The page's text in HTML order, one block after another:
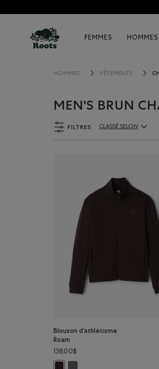
FEMMES HOMMES
HOMMES VÊTEMENTS
MEN'S BRUN
FILTRES
ClassÃ© selon Articles:
CLASSÉ SELON
Blouson d’athlétisme
Roam
138,00$
Blouson d’athlétisme Roam: CAFÉ
Blouson d’athlétisme Roam: